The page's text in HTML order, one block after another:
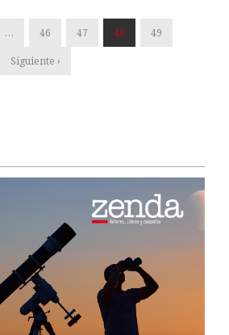
… 46 47 48 49
Siguiente ›